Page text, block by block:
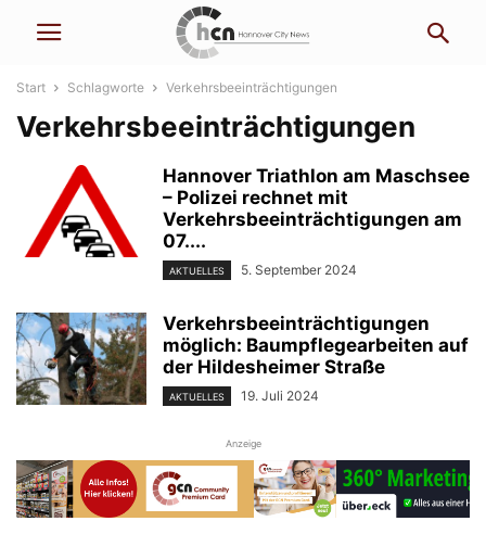
Start Schlagworte Verkehrsbeeinträchtigungen
Verkehrsbeeinträchtigungen
Hannover Triathlon am Maschsee
– Polizei rechnet mit
Verkehrsbeeinträchtigungen am
07....
AKTUELLES 5. September 2024
Verkehrsbeeinträchtigungen
möglich: Baumpflegearbeiten auf
der Hildesheimer Straße
AKTUELLES 19. Juli 2024
Anzeige